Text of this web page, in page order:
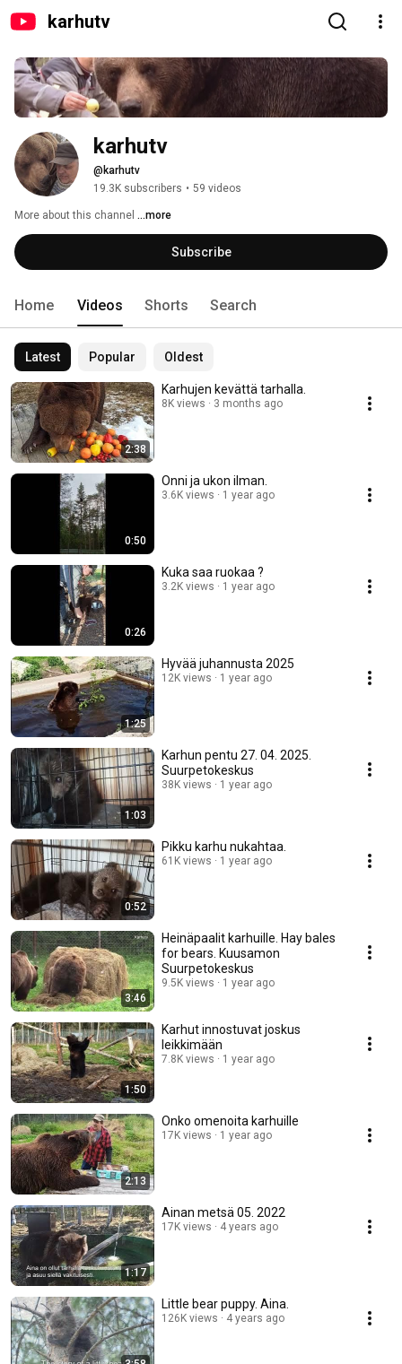
karhutv
karhutv
@karhutv
19.3K subscribers • 59 videos
More about this channel ...more
Subscribe
Home Videos Shorts Search
Latest Popular Oldest
2:38
Karhujen kevättä tarhalla.
8K views 3 months ago
0:50
Onni ja ukon ilman.
3.6K views 1 year ago
0:26
Kuka saa ruokaa ?
3.2K views 1 year ago
1:25
Hyvää juhannusta 2025
12K views 1 year ago
1:03
Karhun pentu 27. 04. 2025.
Suurpetokeskus
38K views 1 year ago
0:52
Pikku karhu nukahtaa.
61K views 1 year ago
3:46
Heinäpaalit karhuille. Hay bales
for bears. Kuusamon
Suurpetokeskus
9.5K views 1 year ago
1:50
Karhut innostuvat joskus
leikkimään
7.8K views 1 year ago
2:13
Onko omenoita karhuille
17K views 1 year ago
1:17
Ainan metsä 05. 2022
17K views 4 years ago
Little bear puppy. Aina.
126K views 4 years ago